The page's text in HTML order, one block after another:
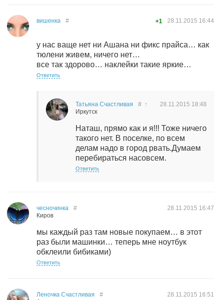
вишенка 28.11.2015 16:44
# +1
у нас ваще нет ни Ашана ни фикс прайса… как
тюлени живем, ничего нет…
все так здорово… наклейки такие яркие…
Ответить
Татьяна Счастливая
Иркутск
28.11.2015 18:48
# ↑
Наташ, прямо как и я!!! Тоже ничего
такого нет. В поселке, по всем
делам надо в город рвать.Думаем
перебираться насовсем.
Ответить
чесночинка
Киров
28.11.2015 16:47
#
мы каждый раз там новые покупаем… в этот
раз были машинки… теперь мне ноутбук
обклеили бибиками)
Ответить
Леночка Счастливая
28.11.2015 16:51
#